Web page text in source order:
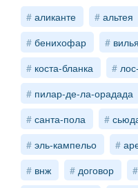
аликанте альтея
бенихофар
коста-бланка
пилар-де-ла-орадада
санта-пола
эль-кампельо
внж
договор